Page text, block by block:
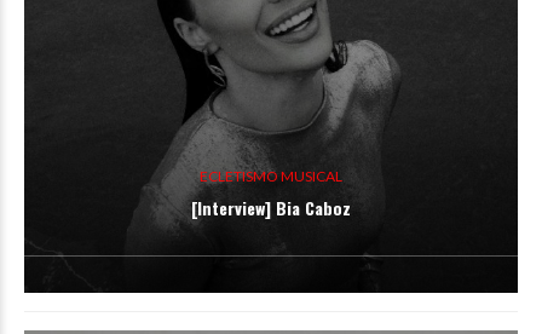
ECLETISMO MUSICAL
[Interview] Bia Caboz